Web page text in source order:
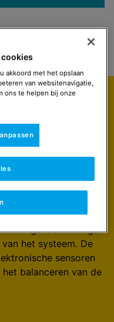
tot 100 m2.
zijn geschikt voor
De energiestations
en
in het station te
het systeem. De
sensoren
balanceren van de
cookies
akkoord met het opslaan
van websitenavigatie,
ons te helpen bij onze